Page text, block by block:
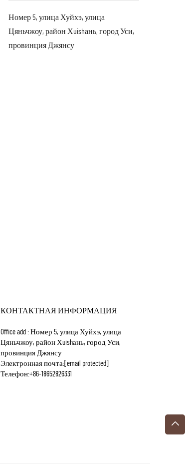
Номер 5, улица Хуйхэ, улица
Цяньчжоу, район Хuishань, город Уси,
провинция Джянсу
КОНТАКТНАЯ ИНФОРМАЦИЯ
Office add : Номер 5, улица Хуйхэ, улица
Цяньчжоу, район Хuishань, город Уси,
провинция Джянсу
Электронная почта:[email protected]
Телефон:+86-18652826331